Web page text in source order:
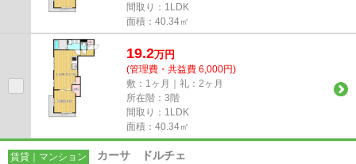
間取り：1LDK
面積：40.34㎡
19.2万円
(管理費・共益費 6,000円)
敷：1ヶ月｜礼：2ヶ月
所在階：3階
間取り：1LDK
面積：40.34㎡
賃貸｜マンション カーサ ドルチェ